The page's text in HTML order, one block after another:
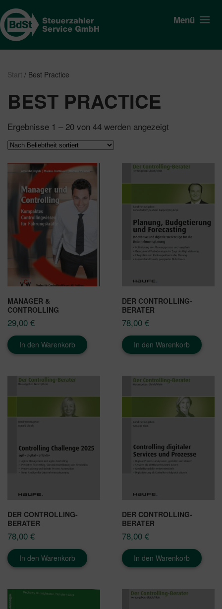
Menü
Start / Best Practice
BEST PRACTICE
Ergebnisse 1 – 20 von 44 werden angezeigt
MANAGER &
CONTROLLING
29,00 €
In den Warenkorb
DER CONTROLLING-
BERATER
78,00 €
In den Warenkorb
DER CONTROLLING-
BERATER
78,00 €
In den Warenkorb
DER CONTROLLING-
BERATER
78,00 €
In den Warenkorb